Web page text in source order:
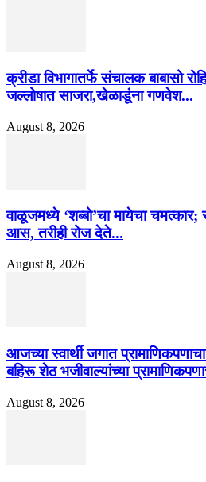
क्रीडा विभागातर्फे संचालक बाबासो
जल्लोषात साजरा,खेळाडूंना गणवेश...
August 8, 2026
वाळूजमध्ये ‘शब्बो’चा मायेचा चमत्कार;
आस, तरीही रोज देते...
August 8, 2026
आजच्या स्वार्थी जगात
बहिरू शेठ भजीवाल्यांच्या
August 8, 2026